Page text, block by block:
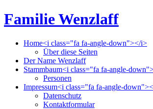
Familie Wenzlaff
Home<i class="fa fa-angle-down"></i>
Über diese Seiten
Der Name Wenzlaff
Stammbaum<i class="fa fa-angle-
Personen
Impressum<i class="fa fa-angle-
Datenschutz
Kontaktformular